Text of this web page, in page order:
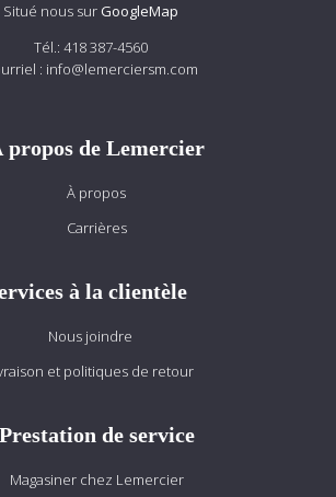
Situé nous sur GoogleMap
Tél.: 418 387-4560
: info@lemerciersm.com
propos de Lemercier
À propos
Carrières
à la clientèle
Nous joindre
et politiques de retour
Prestation de service
Magasiner chez Lemercier